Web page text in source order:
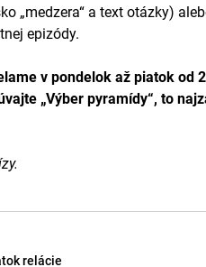
„medzera“ a text otázky)
epizódy.
v pondelok až piatok od
„Výber pyramídy“, to
relácie